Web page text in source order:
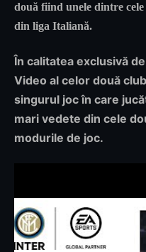
două fiind unele dintre
din liga Italiană.
În calitatea exclusivă
Video al celor două
singurul joc în care
mari vedete din cele
modurile de joc.